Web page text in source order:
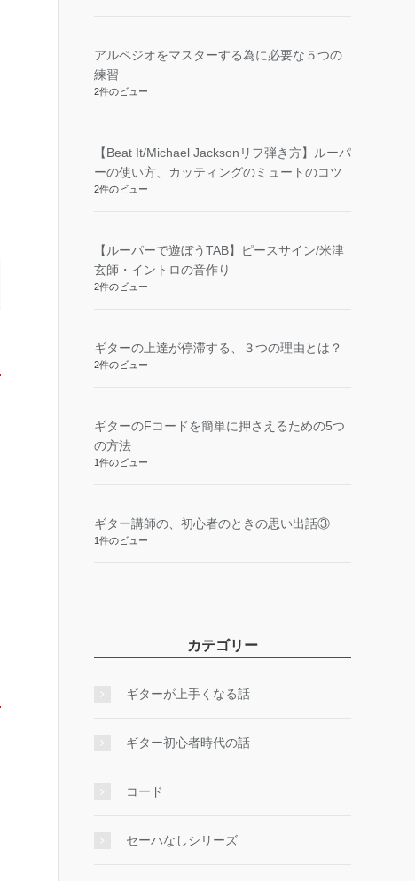
アルペジオをマスターする為に必要な５つの
練習
2件のビュー
【Beat It/Michael Jacksonリフ弾き方】ルーパ
ーの使い方、カッティングのミュートのコツ
2件のビュー
【ルーパーで遊ぼうTAB】ピースサイン/米津
玄師・イントロの音作り
2件のビュー
ギターの上達が停滞する、３つの理由とは？
2件のビュー
ギターのFコードを簡単に押さえるための5つ
の方法
1件のビュー
ギター講師の、初心者のときの思い出話③
1件のビュー
カテゴリー
ギターが上手くなる話
ギター初心者時代の話
コード
セーハなしシリーズ